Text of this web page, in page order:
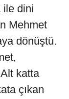
ile dini
Mehmet
dönüştü.
Alt katta
çıkan